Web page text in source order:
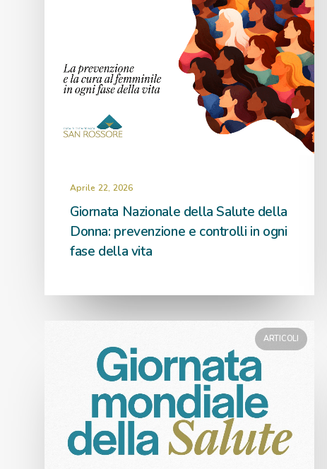
Aprile 22, 2026
Giornata Nazionale della Salute della
Donna: prevenzione e controlli in ogni
fase della vita
ARTICOLI